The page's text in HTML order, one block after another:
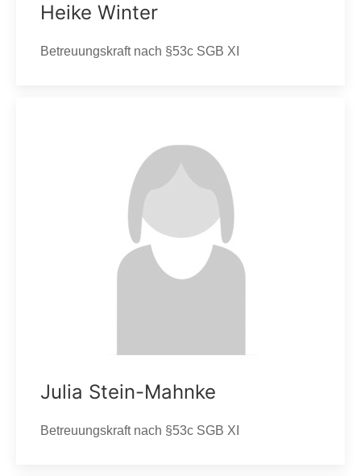
Heike Winter
Betreuungskraft nach §53c SGB XI
Julia Stein-Mahnke
Betreuungskraft nach §53c SGB XI